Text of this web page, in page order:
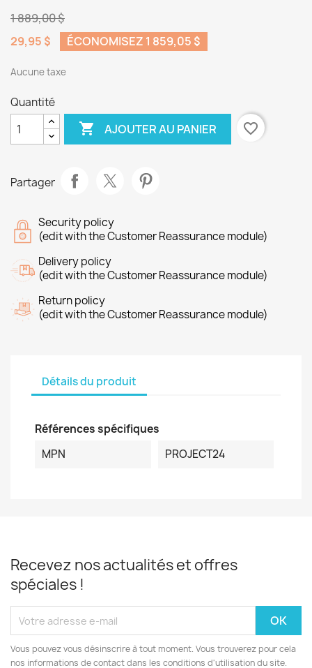
1 889,00 $
29,95 $
ÉCONOMISEZ 1 859,05 $
Aucune taxe
Quantité
 AJOUTER AU PANIER favorite_border
Partager
Security policy
(edit with the Customer Reassurance module)
Delivery policy
(edit with the Customer Reassurance module)
Return policy
(edit with the Customer Reassurance module)
Détails du produit
Références spécifiques
MPN
PROJECT24
Recevez nos actualités et offres
spéciales !
Vous pouvez vous désinscrire à tout moment. Vous trouverez pour cela
nos informations de contact dans les conditions d'utilisation du site.